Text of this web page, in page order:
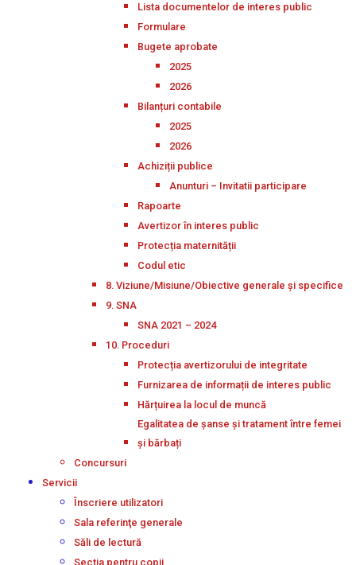
Lista documentelor de interes public
Formulare
Bugete aprobate
2025
2026
Bilanțuri contabile
2025
2026
Achiziții publice
Anunturi – Invitatii participare
Rapoarte
Avertizor în interes public
Protecția maternității
Codul etic
8. Viziune/Misiune/Obiective generale și specifice
9. SNA
SNA 2021 – 2024
10. Proceduri
Protecția avertizorului de integritate
Furnizarea de informații de interes public
Hărțuirea la locul de muncă
Egalitatea de șanse și tratament între femei
și bărbați
Concursuri
Servicii
Înscriere utilizatori
Sala referinţe generale
Săli de lectură
Secţia pentru copii